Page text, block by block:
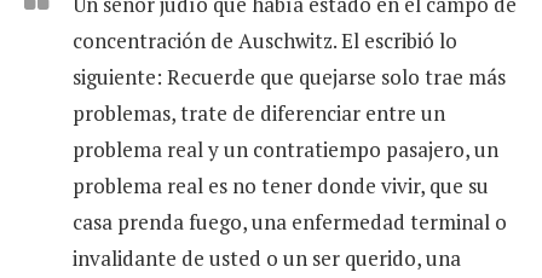
concentración de Auschwitz. El escribió lo
siguiente: Recuerde que quejarse solo trae más
problemas, trate de diferenciar entre un
problema real y un contratiempo pasajero, un
problema real es no tener donde vivir, que su
casa prenda fuego, una enfermedad terminal o
invalidante de usted o un ser querido, una